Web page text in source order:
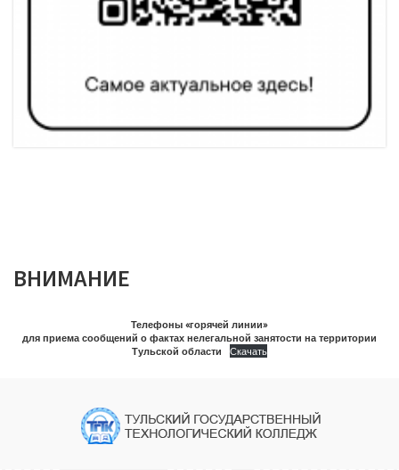
ВНИМАНИЕ
Телефоны «горячей линии»
для приема сообщений о фактах нелегальной занятости на территории
Тульской области
Скачать